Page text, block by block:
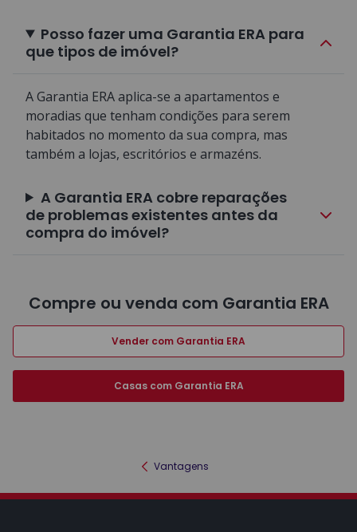
Posso fazer uma Garantia ERA para
que tipos de imóvel?
A Garantia ERA aplica-se a apartamentos e
moradias que tenham condições para serem
habitados no momento da sua compra, mas
também a lojas, escritórios e armazéns.
A Garantia ERA cobre reparações
de problemas existentes antes da
compra do imóvel?
Compre ou venda com Garantia ERA
Vender com Garantia ERA
Casas com Garantia ERA
Vantagens